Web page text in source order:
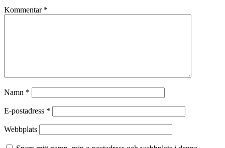
Kommentar *
Namn *
E-postadress *
Webbplats